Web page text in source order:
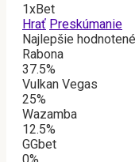
1xBet
Hrať Preskúmanie
Najlepšie
Rabona
37.5%
Vulkan Vegas
25%
Wazamba
12.5%
GGbet